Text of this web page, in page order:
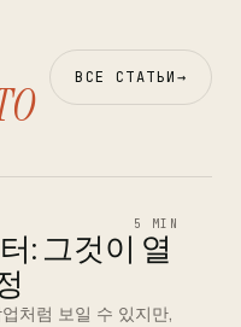
ВСЕ СТАТЬИ→
5 MIN
: 그것이 열
처럼 보일 수 있지만,